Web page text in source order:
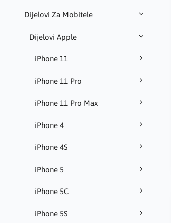
Dijelovi Za Mobitele
Dijelovi Apple
iPhone 11
iPhone 11 Pro
iPhone 11 Pro Max
iPhone 4
iPhone 4S
iPhone 5
iPhone 5C
iPhone 5S